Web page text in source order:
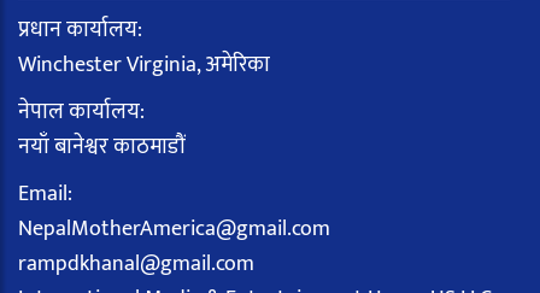
प्रधान कार्यालय:
Winchester Virginia, अमेरिका
नेपाल कार्यालय:
नयाँ बानेश्वर काठमाडौं
Email:
NepalMotherAmerica@gmail.com
rampdkhanal@gmail.com